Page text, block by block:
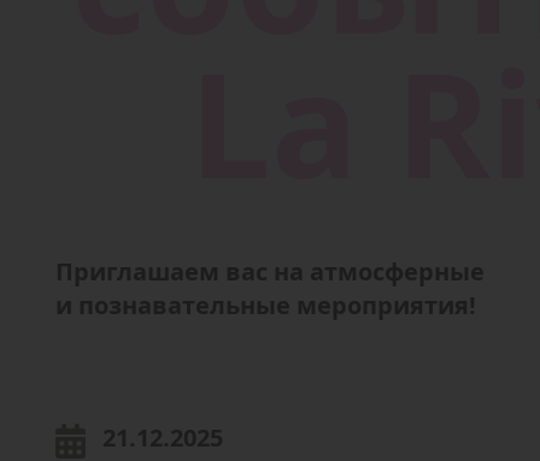
Приглашаем вас на атмосферные
и познавательныe мероприятия!
21.12.2025